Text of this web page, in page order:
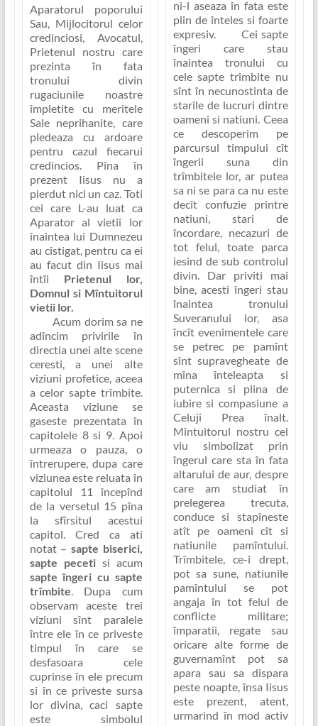
Aparatorul poporului
Sau, Mijlocitorul celor
credinciosi, Avocatul,
Prietenul nostru care
prezinta în fata
tronului divin
rugaciunile noastre
împletite cu meritele
Sale neprihanite, care
pledeaza cu ardoare
pentru cazul fiecarui
credincios. Pîna în
prezent Iisus nu a
pierdut nici un caz. Toti
cei care L-au luat ca
Aparator al vietii lor
înaintea lui Dumnezeu
au cîstigat, pentru ca ei
au facut din Iisus mai
întîi Prietenul lor,
Domnul si Mîntuitorul
vietii lor.
Acum dorim sa ne
adîncim privirile în
directia unei alte scene
ceresti, a unei alte
viziuni profetice, aceea
a celor sapte trîmbite.
Aceasta viziune se
gaseste prezentata în
capitolele 8 si 9. Apoi
urmeaza o pauza, o
întrerupere, dupa care
viziunea este reluata în
capitolul 11 începînd
de la versetul 15 pîna
la sfîrsitul acestui
capitol. Cred ca ati
notat –sapte biserici,
sapte pecetisi acum
sapte îngeri cu sapte
trîmbite. Dupa cum
observam aceste trei
viziuni sînt paralele
între ele în ce priveste
timpul în care se
desfasoara cele
cuprinse în ele precum
si în ce priveste sursa
lor divina, caci sapte
este simbolul
ni-l aseaza în fata este
plin de înteles si foarte
expresiv. Cei sapte
îngeri care stau
înaintea tronului cu
cele sapte trîmbite nu
sînt în necunostinta de
starile de lucruri dintre
oameni si natiuni. Ceea
ce descoperim pe
parcursul timpului cît
îngerii suna din
trîmbitele lor, ar putea
sa ni se para ca nu este
decît confuzie printre
natiuni, stari de
încordare, necazuri de
tot felul, toate parca
iesind de sub controlul
divin. Dar priviti mai
bine, acesti îngeri stau
înaintea tronului
Suveranului lor, asa
încît evenimentele care
se petrec pe pamînt
sînt supravegheate de
mîna înteleapta si
puternica si plina de
iubire si compasiune a
Celuji Prea înalt.
Mîntuitorul nostru cel
viu simbolizat prin
îngerul care sta în fata
altarului de aur, despre
care am studiat în
prelegerea trecuta,
conduce si stapîneste
atît pe oameni cît si
natiunile pamîntului.
Trîmbitele, ce-i drept,
pot sa sune, natiunile
pamîntului se pot
angaja în tot felul de
conflicte militare;
împaratii, regate sau
oricare alte forme de
guvernamînt pot sa
apara sau sa dispara
peste noapte, însa Iisus
este prezent, atent,
urmarind în mod activ